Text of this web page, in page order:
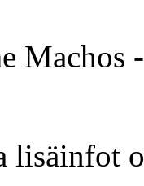
Machos
lisäinfot